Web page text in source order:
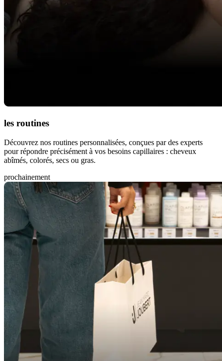
les routines
Découvrez nos routines personnalisées, conçues par des experts
pour répondre précisément à vos besoins capillaires : cheveux
abîmés, colorés, secs ou gras.
prochainement